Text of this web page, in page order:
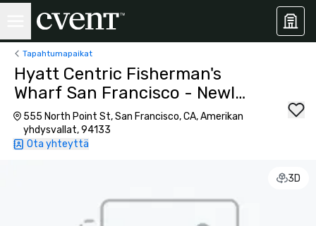
Tapahtumapaikat
Hyatt Centric Fisherman's
Wharf San Francisco - Newly
Renovated
555 North Point St, San Francisco, CA, Amerikan
yhdysvallat, 94133
Ota yhteyttä
3D